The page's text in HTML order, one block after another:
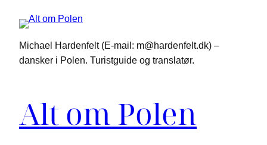
indhold
Michael Hardenfelt (E-mail: m@hardenfelt.dk) –
dansker i Polen. Turistguide og translatør.
Alt om Polen